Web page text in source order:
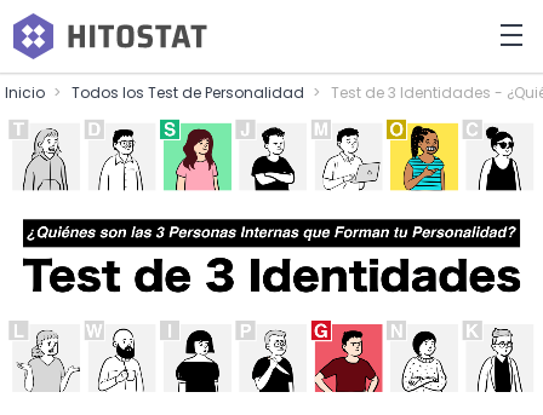
Inicio Todos los Test de Personalidad Test de 3 Identidades -